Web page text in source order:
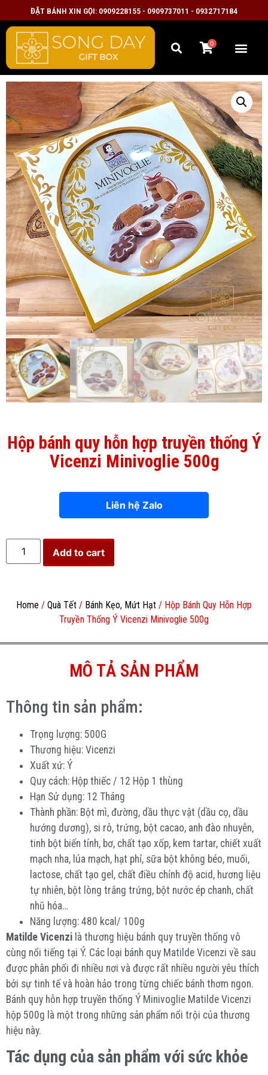
ĐẶT BÁNH XIN GỌI: 0909228155 - 0909737011 - 0932717184
0
Hộp bánh quy hỗn hợp truyền thống Ý
Vicenzi Minivoglie 500g
Liên hệ Zalo
Add to cart
Home / Quà Tết / Bánh Kẹo, Mứt Hạt / Hộp Bánh Quy Hỗn Hợp
Truyền Thống Ý Vicenzi Minivoglie 500g
MÔ TẢ SẢN PHẨM
Thông tin sản phẩm:
Trọng lượng: 500G
Thương hiệu: Vicenzi
Xuất xứ: Ý
Quy cách: Hộp thiếc / 12 Hộp 1 thùng
Hạn Sử dụng: 12 Tháng
Thành phần: Bột mì, đường, dầu thực vật (dầu cọ, dầu
hướng dương), si rô, trứng, bột cacao, anh đào nhuyễn,
tinh bột biến tính, bơ, chất tạo xốp, kem tartar, chiết xuất
mạch nha, lúa mạch, hạt phỉ, sữa bột không béo, muối,
lactose, chất tạo gel, chất điều chỉnh độ acid, hương liệu
tự nhiên, bột lòng trắng trứng, bột nước ép chanh, chất
nhũ hóa…
Năng lượng: 480 kcal/ 100g
Matilde Vicenzi là thương hiệu bánh quy truyền thống vô
cùng nổi tiếng tại Ý. Các loại bánh quy Matilde Vicenzi về sau
được phân phối đi nhiều nơi và được rất nhiều người yêu thích
bởi sự tinh tế và hoàn hảo trong từng chiếc bánh thơm ngon.
Bánh quy hỗn hợp truyền thống Ý Minivoglie Matilde Vicenzi
hộp 500g là một trong những sản phẩm nổi trội của thương
hiệu này.
Tác dụng của sản phẩm với sức khỏe